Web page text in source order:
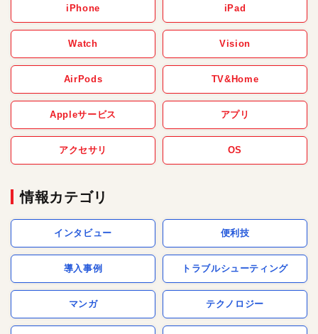
iPhone iPad
Watch Vision
AirPods TV&Home
Appleサービス アプリ
アクセサリ OS
情報カテゴリ
インタビュー 便利技
導入事例 トラブルシューティング
マンガ テクノロジー